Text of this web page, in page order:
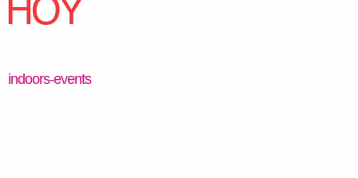
indoors-events